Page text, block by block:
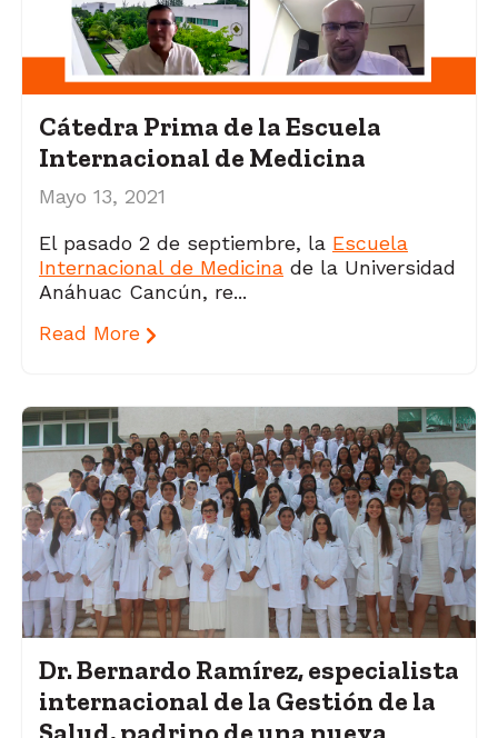
Cátedra Prima de la Escuela
Internacional de Medicina
Mayo 13, 2021
El pasado 2 de septiembre, la Escuela
Internacional de Medicina de la Universidad
Anáhuac Cancún, re...
Read More
Dr. Bernardo Ramírez, especialista
internacional de la Gestión de la